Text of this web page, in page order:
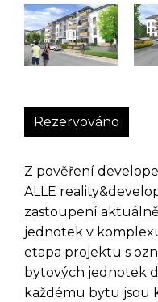
Rezervováno
Z pověření
ALLE
zastoupení
jednotek v
etapa projektu s
bytových jednotek
každému bytu jsou